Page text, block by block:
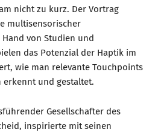
nicht zu kurz. Der Vortrag
multisensorischer
von Studien und
das Potenzial der Haptik im
wie man relevante Touchpoints
erkennt und gestaltet.
Gesellschafter des
inspirierte mit seinen